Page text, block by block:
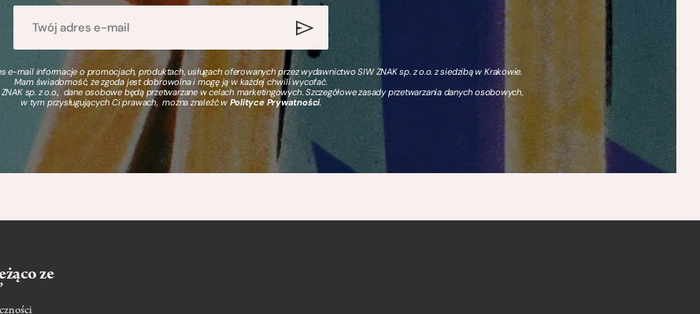
e-mail informacje o promocjach, produktach, usługach oferowanych przez wydawnictwo SIW ZNAK sp. z o.o. z siedzibą w Krakowie.
Mam świadomość, że zgoda jest dobrowolna i mogę ją w każdej chwili wycofać.
sp. z o.o., dane osobowe będą przetwarzane w celach marketingowych. Szczegółowe zasady przetwarzania danych osobowych,
w tym przysługujących Ci prawach, można znaleźć wPolityce Prywatności.
ze